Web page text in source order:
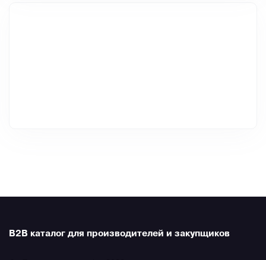
B2B каталог для производителей и закупщиков